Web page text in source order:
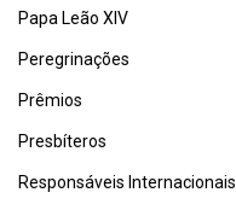
Papa Leão XIV
Peregrinações
Prêmios
Presbíteros
Responsáveis Internacionais